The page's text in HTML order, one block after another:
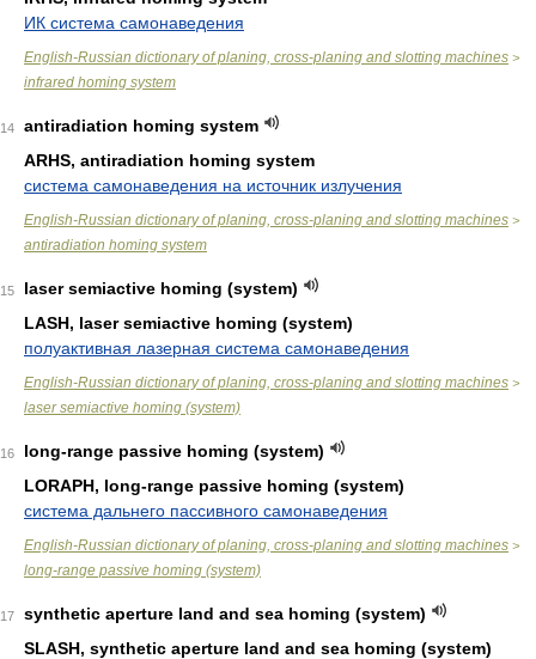
ИК система самонаведения
English-Russian dictionary of planing, cross-planing and slotting machines >
infrared homing system
14
antiradiation homing system
ARHS, antiradiation homing system
система самонаведения на источник излучения
English-Russian dictionary of planing, cross-planing and slotting machines >
antiradiation homing system
15
laser semiactive homing (system)
LASH, laser semiactive homing (system)
полуактивная лазерная система самонаведения
English-Russian dictionary of planing, cross-planing and slotting machines >
laser semiactive homing (system)
16
long-range passive homing (system)
LORAPH, long-range passive homing (system)
система дальнего пассивного самонаведения
English-Russian dictionary of planing, cross-planing and slotting machines >
long-range passive homing (system)
17
synthetic aperture land and sea homing (system)
SLASH, synthetic aperture land and sea homing (system)